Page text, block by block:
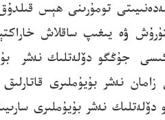
تومۇرىنى ھېس
ۋە يىغىپ ساقلاش
مىليارد 600 مىليون بەتتىن ئاشىدۇ. جۇڭگو